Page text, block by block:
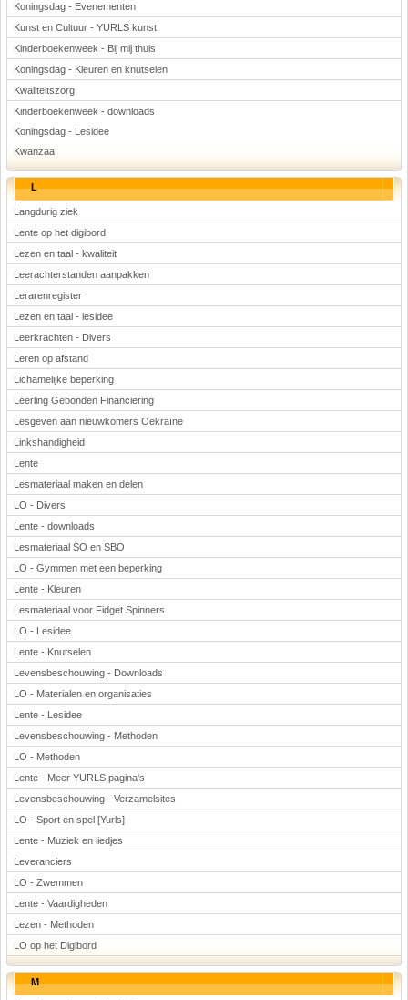
Koningsdag - Evenementen
Kunst en Cultuur - YURLS kunst
Kinderboekenweek - Bij mij thuis
Koningsdag - Kleuren en knutselen
Kwaliteitszorg
Kinderboekenweek - downloads
Koningsdag - Lesidee
Kwanzaa
L
Langdurig ziek
Lente op het digibord
Lezen en taal - kwaliteit
Leerachterstanden aanpakken
Lerarenregister
Lezen en taal - lesidee
Leerkrachten - Divers
Leren op afstand
Lichamelijke beperking
Leerling Gebonden Financiering
Lesgeven aan nieuwkomers Oekraïne
Linkshandigheid
Lente
Lesmateriaal maken en delen
LO - Divers
Lente - downloads
Lesmateriaal SO en SBO
LO - Gymmen met een beperking
Lente - Kleuren
Lesmateriaal voor Fidget Spinners
LO - Lesidee
Lente - Knutselen
Levensbeschouwing - Downloads
LO - Materialen en organisaties
Lente - Lesidee
Levensbeschouwing - Methoden
LO - Methoden
Lente - Meer YURLS pagina's
Levensbeschouwing - Verzamelsites
LO - Sport en spel [Yurls]
Lente - Muziek en liedjes
Leveranciers
LO - Zwemmen
Lente - Vaardigheden
Lezen - Methoden
LO op het Digibord
M